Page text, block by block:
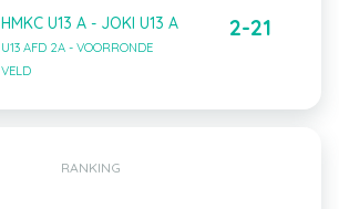
HMKC U13 A - JOKI U13 A
U13 AFD 2A - VOORRONDE
VELD
2-21
RANKING